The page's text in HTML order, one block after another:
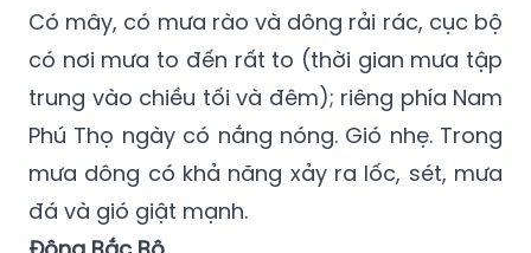
Có mây, có mưa rào và dông rải rác, cục bộ
có nơi mưa to đến rất to (thời gian mưa tập
trung vào chiều tối và đêm); riêng phía Nam
Phú Thọ ngày có nắng nóng. Gió nhẹ. Trong
mưa dông có khả năng xảy ra lốc, sét, mưa
đá và gió giật mạnh.